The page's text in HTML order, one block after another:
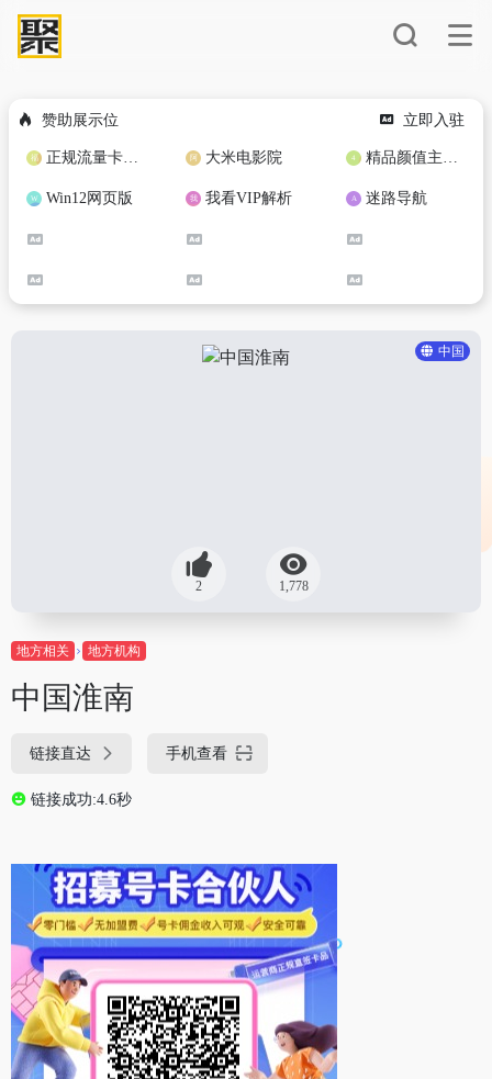
赞助展示位 立即入驻
正规流量卡免费加盟合作 大米电影院 精品颜值主播定制
Win12网页版 我看VIP解析 迷路导航
中国
2 1,778
地方相关 地方机构
中国淮南
链接直达 手机查看
链接成功:4.6秒